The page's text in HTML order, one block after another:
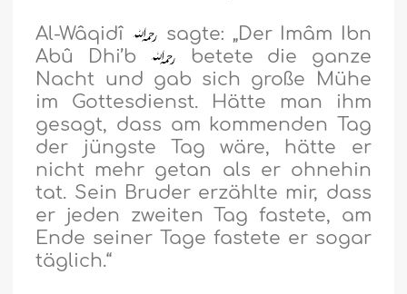
Al-Wâqidî
sagte: „Der Imâm Ibn
Abû Dhi’b
betete die ganze
Nacht und gab sich große Mühe
im Gottesdienst. Hätte man ihm
gesagt, dass am kommenden Tag
der jüngste Tag wäre, hätte er
nicht mehr getan als er ohnehin
tat. Sein Bruder erzählte mir, dass
er jeden zweiten Tag fastete, am
Ende seiner Tage fastete er sogar
täglich.“